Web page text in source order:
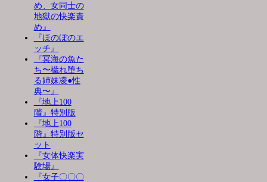
め、女同士の
地獄の快楽責
め』
『ほのぼのエ
ッチ』
『冥海の魚た
ち〜穢れ堕ち
る姉妹凌●性
典〜』
『地上100
階』特別版
『地上100
階』特別版セ
ット
『女体快楽実
験場』
『女子〇〇〇